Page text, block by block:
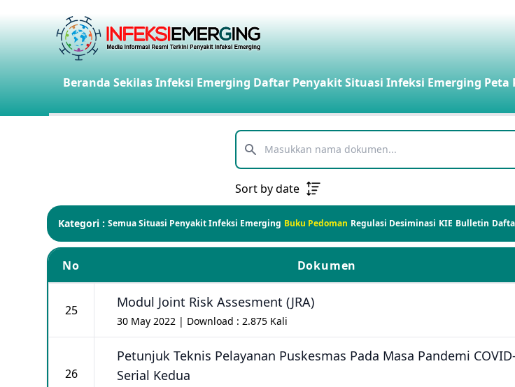
Beranda Sekilas Infeksi Emerging Daftar PenyakitSituasi Infeksi Emerging Peta
Telusuri
Sort by date
Kategori : Semua Situasi Penyakit Infeksi Emerging Buku Pedoman Regulasi Desiminasi KIE Bulletin
No Dokumen
25 Modul Joint Risk Assesment (JRA)
30 May 2022 | Download : 2.875 Kali
26
Petunjuk Teknis Pelayanan Puskesmas Pada Masa Pandemi
Serial Kedua